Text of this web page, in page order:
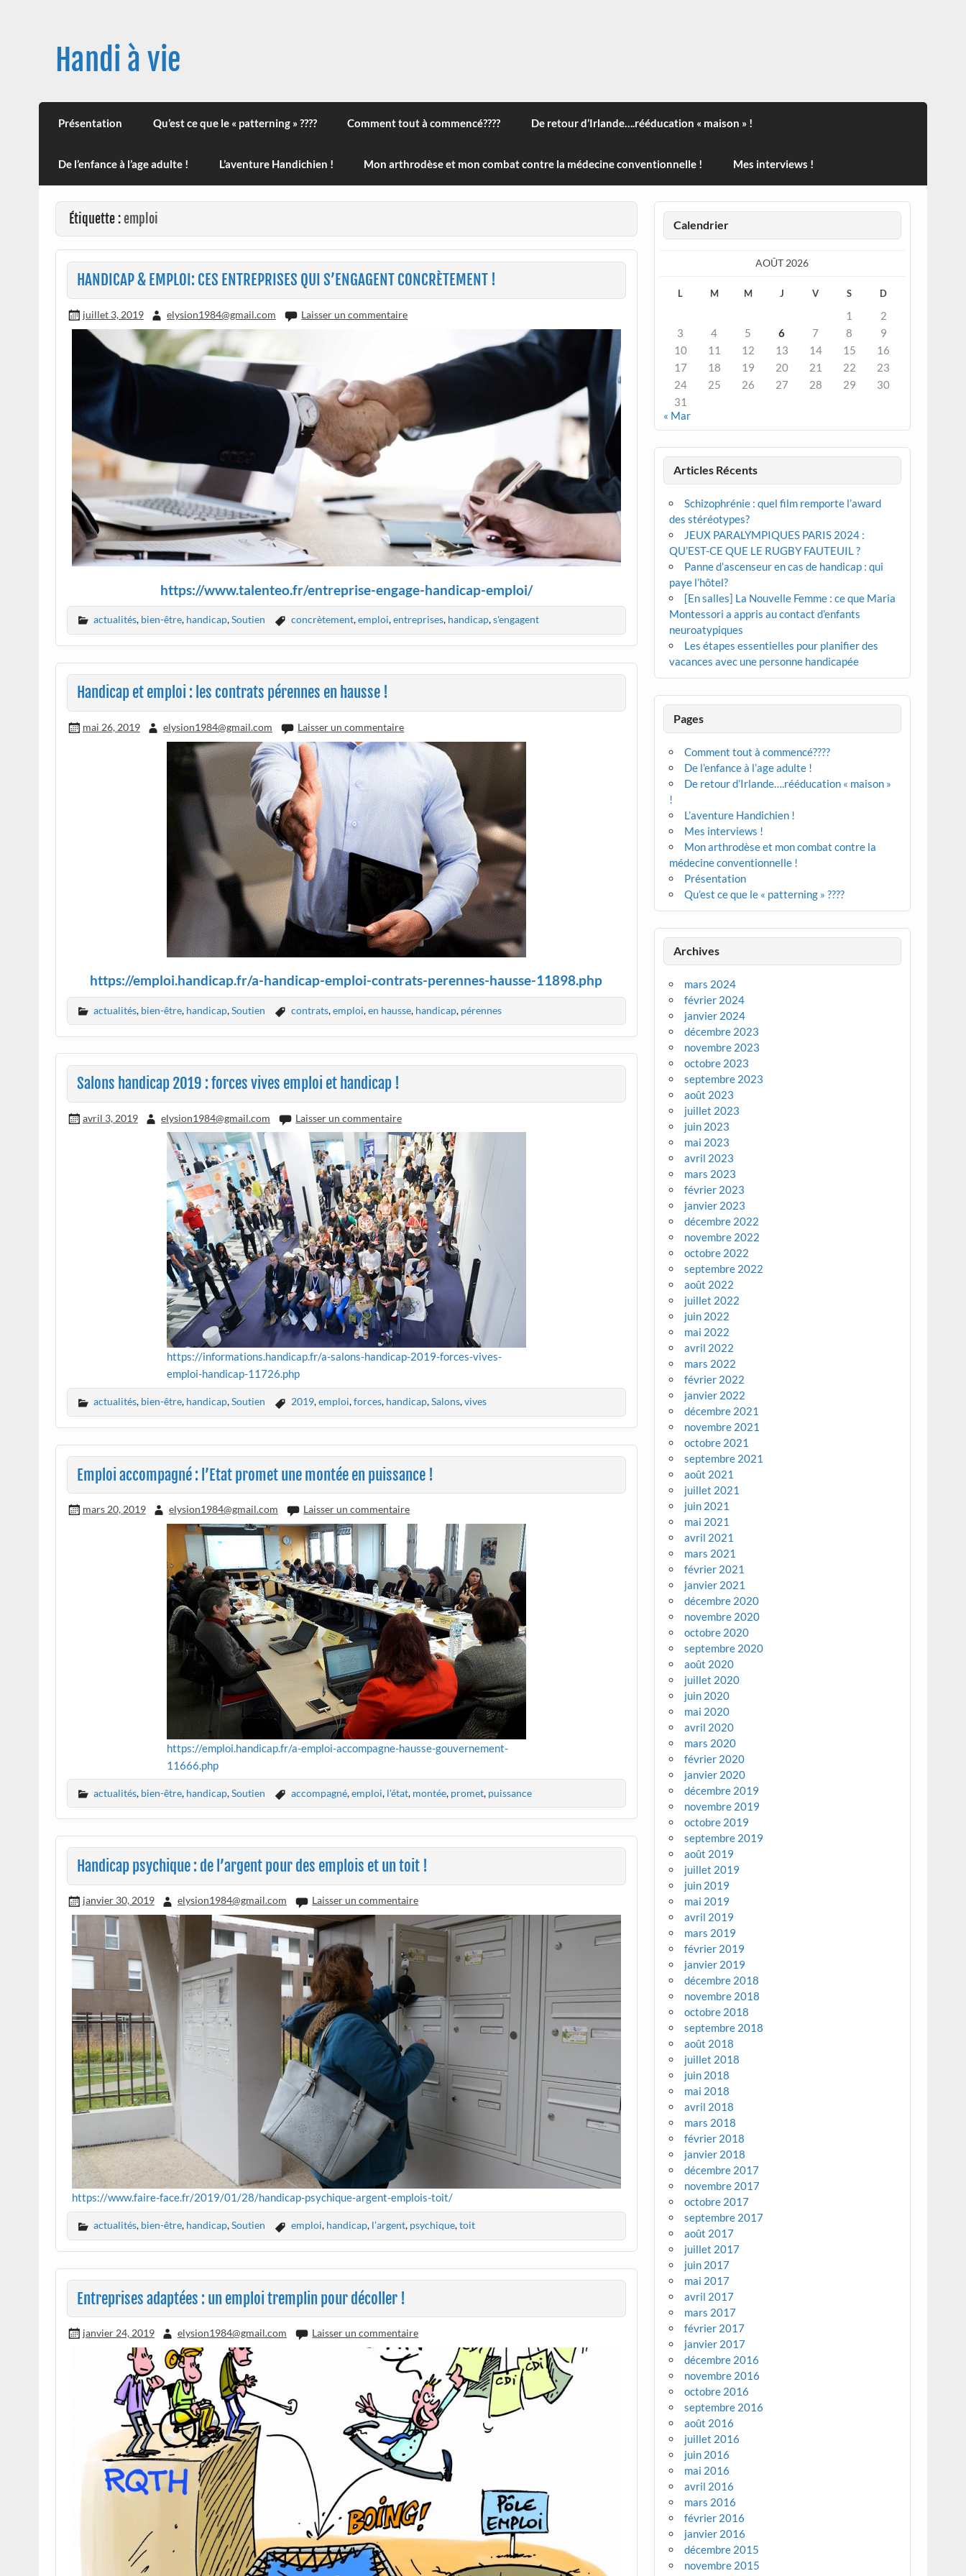
Handi à vie
Une image positive du handicap, en France et à travers le monde, des nouveautés technologiques , de l'handisport , des actualités sur la santé, sur les vaccins, de
leur impact sur la santé (mon histoire est dans le menu) ! Bonne visite
Présentation Qu’est ce que le « patterning » ???? Comment tout à commencé???? De retour d’Irlande….rééducation « maison » !
De l’enfance à l’age adulte ! L’aventure Handichien ! Mon arthrodèse et mon combat contre la médecine conventionnelle ! Mes interviews !
Étiquette :emploi
HANDICAP & EMPLOI: CES ENTREPRISES QUI S’ENGAGENT CONCRÈTEMENT !
juillet 3, 2019 elysion1984@gmail.com Laisser un commentaire
https://www.talenteo.fr/entreprise-engage-handicap-emploi/
actualités, bien-être, handicap,Soutien concrètement,emploi,entreprises, handicap,s'engagent
Handicap et emploi : les contrats pérennes en hausse !
mai 26, 2019 elysion1984@gmail.com Laisser un commentaire
https://emploi.handicap.fr/a-handicap-emploi-contrats-perennes-hausse-11898.php
actualités, bien-être, handicap,Soutien contrats,emploi,en hausse, handicap, pérennes
Salons handicap 2019 : forces vives emploi et handicap !
avril 3, 2019 elysion1984@gmail.com Laisser un commentaire
https://informations.handicap.fr/a-salons-handicap-2019-forces-vives-
emploi-handicap-11726.php
actualités, bien-être, handicap,Soutien 2019,emploi,forces, handicap,Salons,vives
Emploi accompagné : l’Etat promet une montée en puissance !
mars 20, 2019 elysion1984@gmail.com Laisser un commentaire
https://emploi.handicap.fr/a-emploi-accompagne-hausse-gouvernement-
11666.php
actualités, bien-être, handicap,Soutien accompagné,emploi, l'état, montée, promet, puissance
Handicap psychique : de l’argent pour des emplois et un toit !
janvier 30, 2019 elysion1984@gmail.com Laisser un commentaire
https://www.faire-face.fr/2019/01/28/handicap-psychique-argent-emplois-toit/
actualités, bien-être, handicap,Soutien emploi, handicap, l’argent, psychique,toit
Entreprises adaptées : un emploi tremplin pour décoller !
janvier 24, 2019 elysion1984@gmail.com Laisser un commentaire
Calendrier
AOÛT 2026
L M M J V S D
1
2
3
4 5 6 7 8
9
10
11 12 13 14 15
16
17
18 19 20 21 22
23
24
25 26 27 28 29
30
31
« Mar
Articles Récents
Schizophrénie : quel film remporte l’award
des stéréotypes?
JEUX PARALYMPIQUES PARIS 2024 :
QU’EST-CE QUE LE RUGBY FAUTEUIL ?
Panne d’ascenseur en cas de handicap : qui
paye l’hôtel?
[En salles] La Nouvelle Femme : ce que Maria
Montessori a appris au contact d’enfants
neuroatypiques
Les étapes essentielles pour planifier des
vacances avec une personne handicapée
Pages
Comment tout à commencé????
De l’enfance à l’age adulte !
De retour d’Irlande….rééducation « maison »
!
L’aventure Handichien !
Mes interviews !
Mon arthrodèse et mon combat contre la
médecine conventionnelle !
Présentation
Qu’est ce que le « patterning » ????
Archives
mars 2024
février 2024
janvier 2024
décembre 2023
novembre 2023
octobre 2023
septembre 2023
août 2023
juillet 2023
juin 2023
mai 2023
avril 2023
mars 2023
février 2023
janvier 2023
décembre 2022
novembre 2022
octobre 2022
septembre 2022
août 2022
juillet 2022
juin 2022
mai 2022
avril 2022
mars 2022
février 2022
janvier 2022
décembre 2021
novembre 2021
octobre 2021
septembre 2021
août 2021
juillet 2021
juin 2021
mai 2021
avril 2021
mars 2021
février 2021
janvier 2021
décembre 2020
novembre 2020
octobre 2020
septembre 2020
août 2020
juillet 2020
juin 2020
mai 2020
avril 2020
mars 2020
février 2020
janvier 2020
décembre 2019
novembre 2019
octobre 2019
septembre 2019
août 2019
juillet 2019
juin 2019
mai 2019
avril 2019
mars 2019
février 2019
janvier 2019
décembre 2018
novembre 2018
octobre 2018
septembre 2018
août 2018
juillet 2018
juin 2018
mai 2018
avril 2018
mars 2018
février 2018
janvier 2018
décembre 2017
novembre 2017
octobre 2017
septembre 2017
août 2017
juillet 2017
juin 2017
mai 2017
avril 2017
mars 2017
février 2017
janvier 2017
décembre 2016
novembre 2016
octobre 2016
septembre 2016
août 2016
juillet 2016
juin 2016
mai 2016
avril 2016
mars 2016
février 2016
janvier 2016
décembre 2015
novembre 2015